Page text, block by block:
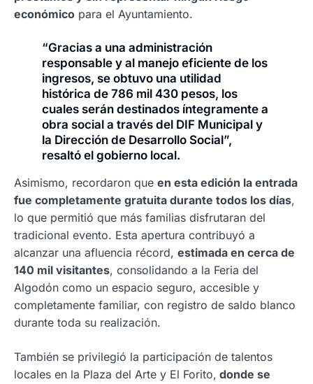
económico para el Ayuntamiento.
“Gracias a una administración
responsable y al manejo eficiente de los
ingresos, se obtuvo una utilidad
histórica de 786 mil 430 pesos, los
cuales serán destinados íntegramente a
obra social a través del DIF Municipal y
la Dirección de Desarrollo Social”,
resaltó el gobierno local.
Asimismo, recordaron que en esta edición la entrada
fue completamente gratuita durante todos los días,
lo que permitió que más familias disfrutaran del
tradicional evento. Esta apertura contribuyó a
alcanzar una afluencia récord, estimada en cerca de
140 mil visitantes, consolidando a la Feria del
Algodón como un espacio seguro, accesible y
completamente familiar, con registro de saldo blanco
durante toda su realización.
También se privilegió la participación de talentos
locales en la Plaza del Arte y El Forito, donde se